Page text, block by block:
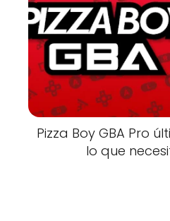
Pizza Boy GBA Pro
lo que